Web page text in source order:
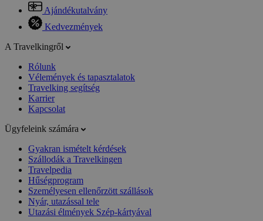
Ajándékutalvány
Kedvezmények
A Travelkingről
Rólunk
Vélemények és tapasztalatok
Travelking segítség
Karrier
Kapcsolat
Ügyfeleink számára
Gyakran ismételt kérdések
Szállodák a Travelkingen
Travelpedia
Hűségprogram
Személyesen ellenőrzött szállások
Nyár, utazással tele
Utazási élmények Szép-kártyával